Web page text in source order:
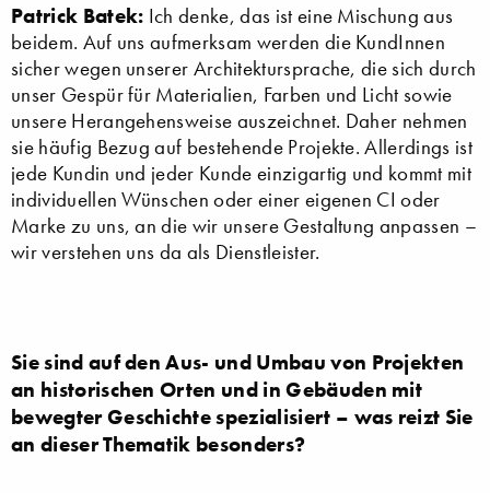
Patrick Batek: Ich denke, das ist eine Mischung aus
beidem. Auf uns aufmerksam werden die KundInnen
sicher wegen unserer Architektursprache, die sich durch
unser Gespür für Materialien, Farben und Licht sowie
unsere Herangehensweise auszeichnet. Daher nehmen
sie häufig Bezug auf bestehende Projekte. Allerdings ist
jede Kundin und jeder Kunde einzigartig und kommt mit
individuellen Wünschen oder einer eigenen CI oder
Marke zu uns, an die wir unsere Gestaltung anpassen –
wir verstehen uns da als Dienstleister.
Sie sind auf den Aus- und Umbau von Projekten
an historischen Orten und in Gebäuden mit
bewegter Geschichte spezialisiert – was reizt Sie
an dieser Thematik besonders?